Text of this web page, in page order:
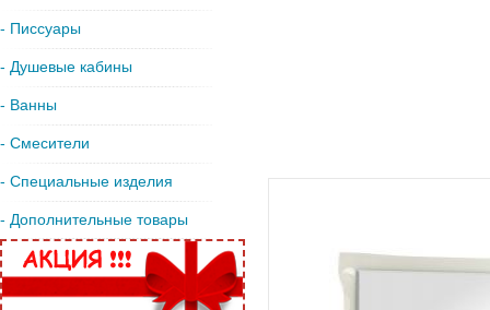
- Писсуары
- Душевые кабины
- Ванны
- Смесители
- Специальные изделия
- Дополнительные товары